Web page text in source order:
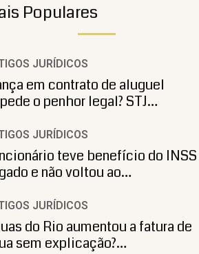
Populares
JURÍDICOS
em contrato de aluguel
o penhor legal? STJ…
JURÍDICOS
teve benefício do INSS
e não voltou ao…
JURÍDICOS
do Rio aumentou a fatura de
sem explicação?…